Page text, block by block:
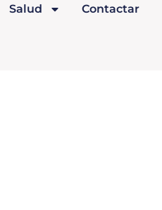
Salud Contactar